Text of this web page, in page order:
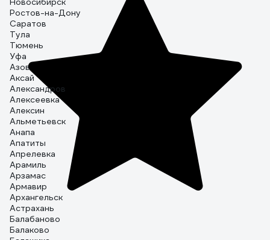
Ростов-на-Дону
Саратов
Тула
Тюмень
Уфа
Азов
Аксай
Александров
Алексеевка
Алексин
Альметьевск
Анапа
Апатиты
Апрелевка
Арамиль
Арзамас
Армавир
Архангельск
Астрахань
Балабаново
Балаково